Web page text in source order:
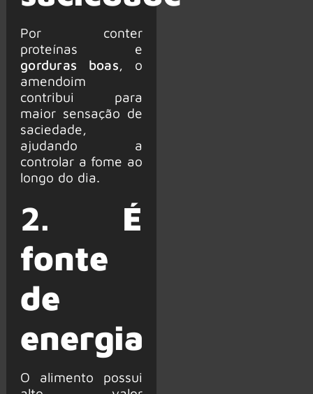
Por conter
proteínas e
gorduras boas, o
amendoim
contribui para
maior sensação de
saciedade,
ajudando a
controlar a fome ao
longo do dia.
2. É
fonte
de
energia
O alimento possui